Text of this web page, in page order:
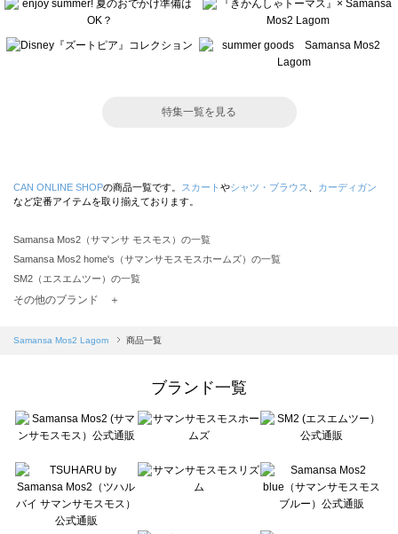
特集一覧を見る
CAN ONLINE SHOPの商品一覧です。 スカート やシャツ・ブラウス
カーディガン
など定番アイテムを取り揃えております。
Samansa Mos2（サマンサ モスモス）の一覧
Samansa Mos2 home's（サマンサモスモスホームズ）の一覧
SM2（エスエムツー）の一覧
TSUHARU by Samansa Mos2（ツハルバイサマンサモスモス）の一覧
Samansa Mos2 blue（サマンサモスモス ブルー）の一覧
Te chichi（テチチ）の一覧
Te chichi CLASSIC（テチチ クラシック）の一覧
Lugnoncure（ルノンキュール）の一覧
BETTY'S BLUE（べティーズブルー）の一覧
Wpc.（ワールドパーティー）の一覧
その他のブランド ＋
Samansa Mos2 Lagom 商品一覧
ブランド一覧